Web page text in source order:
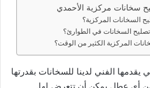
سخانات مركزية الأحمدي
السخانات المركزية؟
السخانات في الطوارئ؟
المركزية الكثير من الوقت؟
يقدمها الفني لدينا للسخانات بقدرتها